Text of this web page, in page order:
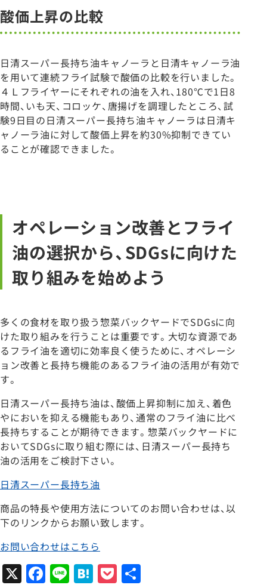
酸価上昇の比較
日清スーパー長持ち油キャノーラと日清キャノーラ油
を用いて連続フライ試験で酸価の比較を行いました。
４Ｌフライヤーにそれぞれの油を入れ、180℃で1日8
時間、いも天、コロッケ、唐揚げを調理したところ、試
験9日目の日清スーパー長持ち油キャノーラは日清キ
ャノーラ油に対して酸価上昇を約30%抑制できてい
ることが確認できました。
オペレーション改善とフライ
油の選択から、SDGsに向けた
取り組みを始めよう
多くの食材を取り扱う惣菜バックヤードでSDGsに向
けた取り組みを行うことは重要です。大切な資源であ
るフライ油を適切に効率良く使うために、オペレーシ
ョン改善と長持ち機能のあるフライ油の活用が有効で
す。
日清スーパー長持ち油は、酸価上昇抑制に加え、着色
やにおいを抑える機能もあり、通常のフライ油に比べ
長持ちすることが期待できます。惣菜バックヤードに
おいてSDGsに取り組む際には、日清スーパー長持ち
油の活用をご検討下さい。
日清スーパー長持ち油
商品の特長や使用方法についてのお問い合わせは、以
下のリンクからお願い致します。
お問い合わせはこちら
X Facebook
LineHatena
Pocket